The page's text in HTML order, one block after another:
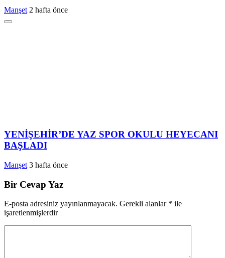
Manşet 2 hafta önce
YENİŞEHİR’DE YAZ SPOR OKULU HEYECANI
BAŞLADI
Manşet 3 hafta önce
Bir Cevap Yaz
E-posta adresiniz yayınlanmayacak. Gerekli alanlar * ile
işaretlenmişlerdir